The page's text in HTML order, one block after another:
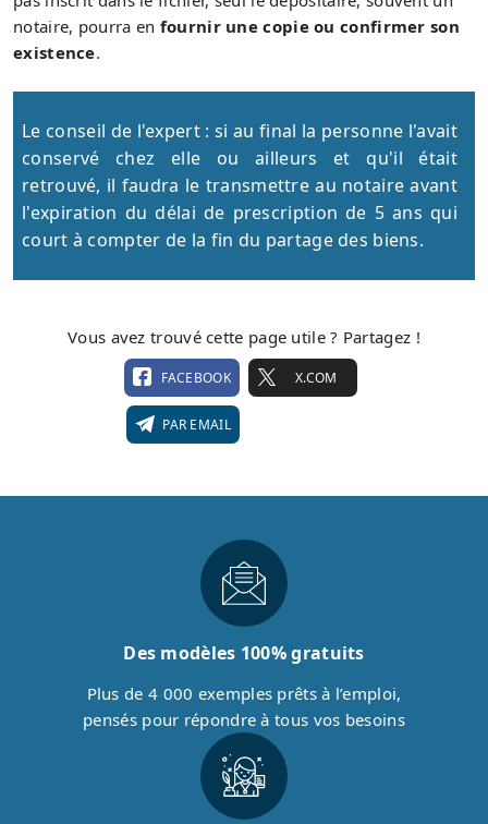
notaire, pourra en fournir une copie ou confirmer son
existence.
Le conseil de l'expert : si au final la personne l'avait
conservé chez elle ou ailleurs et qu'il était
retrouvé, il faudra le transmettre au notaire avant
l'expiration du délai de prescription de 5 ans qui
court à compter de la fin du partage des biens.
Vous avez trouvé cette page utile ? Partagez !
FACEBOOK X.COM
PAR EMAIL
Des modèles 100% gratuits
Plus de 4 000 exemples prêts à l’emploi,
pensés pour répondre à tous vos besoins